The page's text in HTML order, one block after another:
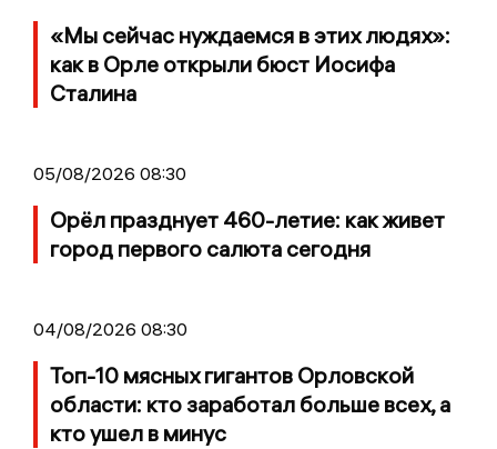
«Мы сейчас нуждаемся в этих людях»:
как в Орле открыли бюст Иосифа
Сталина
05/08/2026 08:30
Орёл празднует 460-летие: как живет
город первого салюта сегодня
04/08/2026 08:30
Топ-10 мясных гигантов Орловской
области: кто заработал больше всех, а
кто ушел в минус